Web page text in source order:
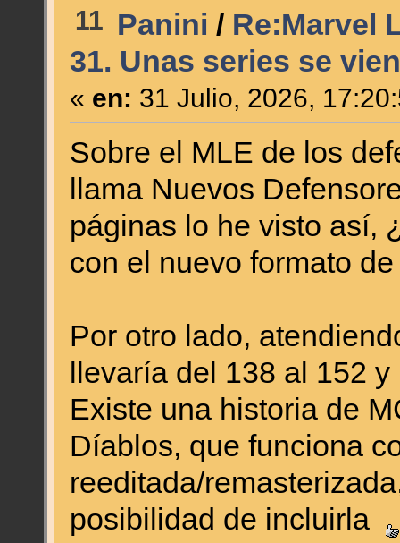
11 Panini / Re:Marvel
31. Unas series se
« en: 31 Julio, 2026,
Sobre el MLE de los
llama Nuevos
páginas lo he visto así,
con el nuevo formato
Por otro lado,
llevaría del 138 al 152
Existe una historia de
Díablos, que funciona
reeditada/
posibilidad de incluirla